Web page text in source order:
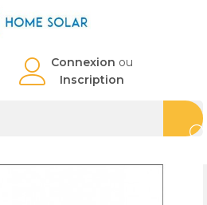
Connexion ou
Inscription